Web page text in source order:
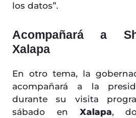
los datos”.
Acompañará a
Xalapa
En otro tema, la
acompañará a la
durante su visita
sábado en Xalapa,